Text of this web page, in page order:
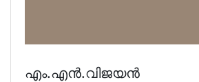
എം.എന്‍.വിജയന്‍